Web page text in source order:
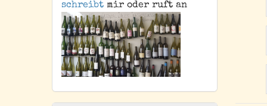
Pet Nat/ Bubbles
Magnums - 1,5 Liter
Flaschen
schreibt mir oder ruft an